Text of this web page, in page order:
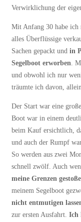
Verwirklichung der
Mit Anfang 30 habe ich
alles Überflüssige
Sachen gepackt und in
Segelboot erworben.
und obwohl ich nur
träumte ich davon,
Der Start war eine
Boot war in einem
beim Kauf ersichtlich,
und auch der Rumpf
So werden aus zwei
schnell zwölf. Auch
meine Grenzen
meinem Segelboot
nicht entmutigen
zur ersten Ausfahrt. Ich